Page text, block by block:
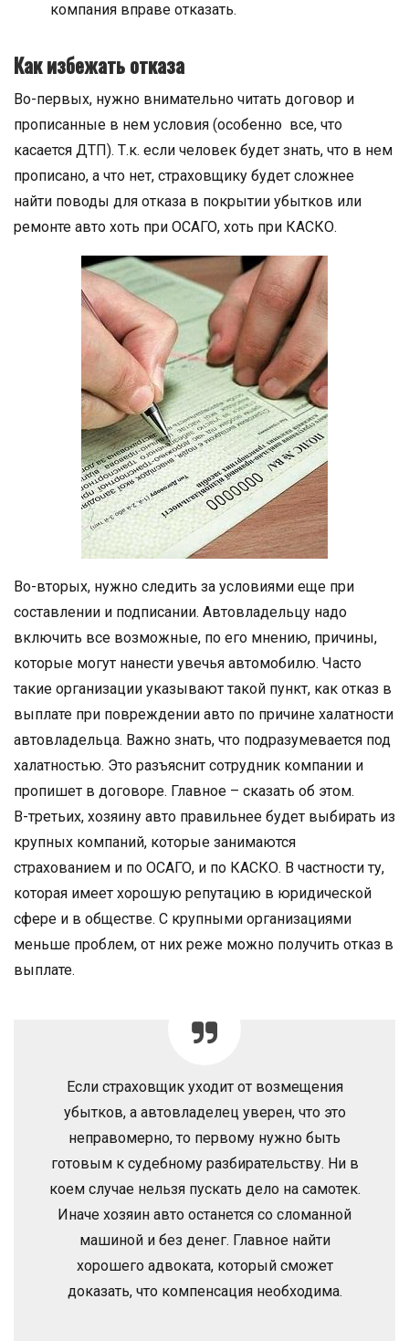
компания вправе отказать.
Как избежать отказа
Во-первых, нужно внимательно читать договор и
прописанные в нем условия (особенно все, что
касается ДТП). Т.к. если человек будет знать, что в нем
прописано, а что нет, страховщику будет сложнее
найти поводы для отказа в покрытии убытков или
ремонте авто хоть при ОСАГО, хоть при КАСКО.
Во-вторых, нужно следить за условиями еще при
составлении и подписании. Автовладельцу надо
включить все возможные, по его мнению, причины,
которые могут нанести увечья автомобилю. Часто
такие организации указывают такой пункт, как отказ в
выплате при повреждении авто по причине халатности
автовладельца. Важно знать, что подразумевается под
халатностью. Это разъяснит сотрудник компании и
пропишет в договоре. Главное – сказать об этом.
В-третьих, хозяину авто правильнее будет выбирать из
крупных компаний, которые занимаются
страхованием и по ОСАГО, и по КАСКО. В частности ту,
которая имеет хорошую репутацию в юридической
сфере и в обществе. С крупными организациями
меньше проблем, от них реже можно получить отказ в
выплате.
Если страховщик уходит от возмещения
убытков, а автовладелец уверен, что это
неправомерно, то первому нужно быть
готовым к судебному разбирательству. Ни в
коем случае нельзя пускать дело на самотек.
Иначе хозяин авто останется со сломанной
машиной и без денег. Главное найти
хорошего адвоката, который сможет
доказать, что компенсация необходима.